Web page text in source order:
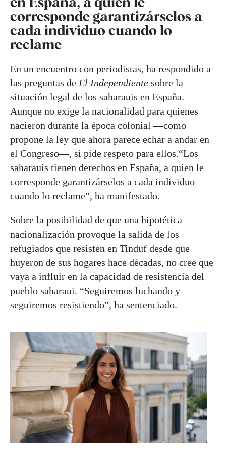
corresponde garantizárselos a
cada individuo cuando lo
reclame
En un encuentro con periodistas, ha respondido a
las preguntas de El Independiente sobre la
situación legal de los saharauis en España.
Aunque no exige la nacionalidad para quienes
nacieron durante la época colonial —como
propone la ley que ahora parece echar a andar en
el Congreso—, sí pide respeto para ellos.“Los
saharauis tienen derechos en España, a quien le
corresponde garantizárselos a cada individuo
cuando lo reclame”, ha manifestado.
Sobre la posibilidad de que una hipotética
nacionalización provoque la salida de los
refugiados que resisten en Tinduf desde que
huyeron de sus hogares hace décadas, no cree que
vaya a influir en la capacidad de resistencia del
pueblo saharaui. “Seguiremos luchando y
seguiremos resistiendo”, ha sentenciado.